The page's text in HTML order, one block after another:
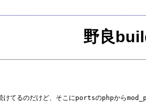
野良
てるのだけど、そこにportsのphpから